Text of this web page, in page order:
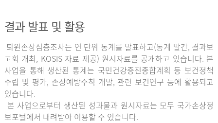
결과 발표 및 활용
퇴원손상심층조사는 연 단위 통계를 발표하고(통계 발간, 결과보
고회 개최, KOSIS 자료 제공) 원시자료를 공개하고 있습니다. 본
사업을 통해 생산된 통계는 국민건강증진종합계획 등 보건정책
수립 및 평가, 손상예방수칙 개발, 관련 보건연구 등에 활용되고
있습니다.
본 사업으로부터 생산된 성과물과 원시자료는 모두 국가손상정
보포털에서 내려받아 이용할 수 있습니다.